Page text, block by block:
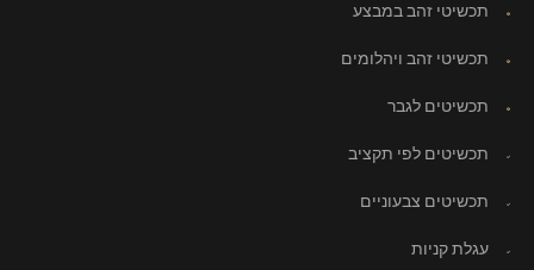
תכשיטי זהב במבצע
תכשיטי זהב ויהלומים
תכשיטים לגבר
תכשיטים לפי תקציב
תכשיטים צבעוניים
עגלת קניות